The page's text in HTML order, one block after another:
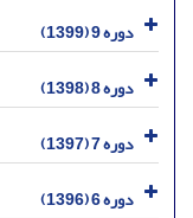
دوره 9 (1399)
دوره 8 (1398)
دوره 7 (1397)
دوره 6 (1396)